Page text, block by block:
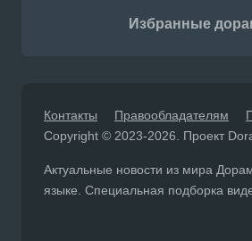
Избранные
Контакты Правообладателям
Copyright © 2023-2026. Проект
Актуальные новости из мира
языке. Специальная подборка